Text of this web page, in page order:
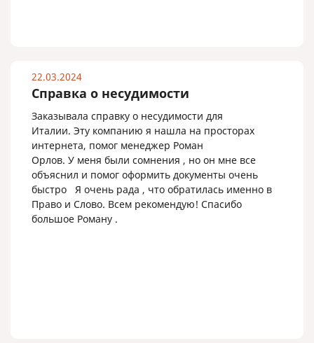
22.03.2024
Справка о несудимости
Заказывала справку о несудимости для
Италии. Эту компанию я нашла на просторах
интернета, помог менеджер Роман
Орлов. У меня были сомнения , но он мне все
объяснил и помог оформить документы очень
быстро Я очень рада , что обратилась именно в
Право и Слово. Всем рекомендую! Спасибо
большое Роману .